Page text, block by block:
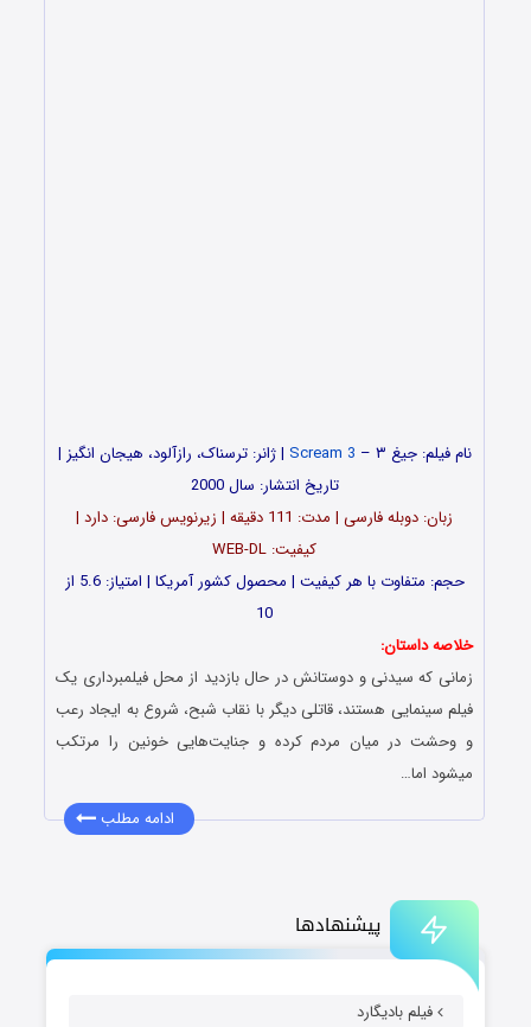
پیشنهادها
فیلم بادیگارد
نام فیلم: جیغ ۳ – Scream 3 | ژانر: ترسناک، رازآلود، هیجان انگیز |
تاریخ انتشار: سال 2000
زبان: دوبله فارسی | مدت: 111 دقیقه | زیرنویس فارسی: دارد |
کیفیت: WEB-DL
حجم: متفاوت با هر کیفیت | محصول کشور آمریکا | امتیاز: 5.6 از
10
خلاصه داستان:
زمانی که سیدنی و دوستانش در حال بازدید از محل فیلمبرداری یک
فیلم سینمایی هستند، قاتلی دیگر با نقاب شبح، شروع به ایجاد رعب
و وحشت در میان مردم کرده و جنایت‌هایی خونین را مرتکب
میشود اما…
ادامه مطلب